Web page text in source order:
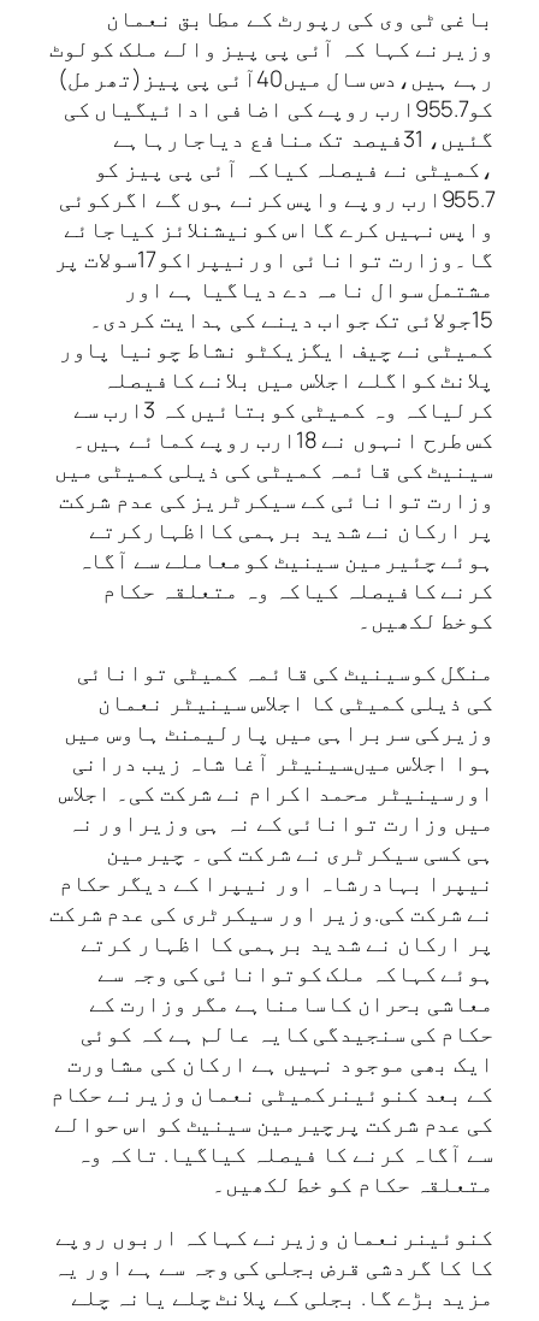
باغی ٹی وی کی رپورٹ کے مطابق نعمان
وزیرنے کہا کہ آئی پی پیز والے ملک کولوٹ
رہے ہیں،دس سال میں40آئی پی پیز(تھرمل)
کو955.7ارب روپے کی اضافی ادائیگیاں کی
گئیں، 31فیصد تک منافع دیاجارہاہے
،کمیٹی نے فیصلہ کیاکہ آئی پی پیز کو
955.7ارب روپے واپس کرنے ہوں گے اگرکوئی
واپس نہیں کرے گااس کونیشنلائز کیاجائے
گا۔وزارت توانائی اورنیپراکو17سولات پر
مشتمل سوال نامہ دے دیاگیا ہے اور
15جولائی تک جواب دینے کی ہدایت کردی۔
کمیٹی نے چیف ایگزیکٹو نشاط چونیا پاور
پلانٹ کواگلے اجلاس میں بلانے کافیصلہ
کرلیاکہ وہ کمیٹی کوبتائیں کہ 3ارب سے
کس طرح انہوں نے 18ارب روپے کمائے ہیں۔
سینیٹ کی قائمہ کمیٹی کی ذیلی کمیٹی میں
وزارت توانائی کے سیکرٹریز کی عدم شرکت
پر ارکان نے شدید برہمی کااظہارکرتے
ہوئے چئیرمین سینیٹ کومعاملے سے آگاہ
کرنے کافیصلہ کیاکہ وہ متعلقہ حکام
کوخط لکھیں۔
منگل کوسینیٹ کی قائمہ کمیٹی توانائی
کی ذیلی کمیٹی کا اجلاس سینیٹر نعمان
وزیرکی سربراہی میں پارلیمنٹ ہاوس میں
ہوا اجلاس میںسینیٹر آغا شاہ زیب درانی
اورسینیٹر محمد اکرام نے شرکت کی۔ اجلاس
میں وزارت توانائی کے نہ ہی وزیراور نہ
ہی کسی سیکرٹری نے شرکت کی ۔ چیرمین
نیپرا بہادرشاہ اور نیپرا کے دیگر حکام
نے شرکت کی.وزیر اور سیکرٹری کی عدم شرکت
پر ارکان نے شدید برہمی کا اظہار کرتے
ہوئے کہاکہ ملک کوتوانائی کی وجہ سے
معاشی بحران کاسامناہے مگر وزارت کے
حکام کی سنجیدگی کایہ عالم ہے کہ کوئی
ایک بھی موجود نہیں ہے ارکان کی مشاورت
کے بعد کنوئینرکمیٹی نعمان وزیرنے حکام
کی عدم شرکت پرچیرمین سینیٹ کو اس حوالے
سے آگاہ کرنے کا فیصلہ کیاگیا. تاکہ وہ
متعلقہ حکام کو خط لکھیں۔
کنوئینرنعمان وزیرنے کہاکہ اربوں روپے
کا کا گردشی قرض بجلی کی وجہ سے ہے اور یہ
مزید بڑے گا. بجلی کے پلانٹ چلے یانہ چلے